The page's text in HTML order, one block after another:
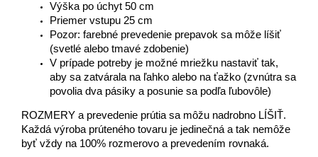
Výška po úchyt 50 cm
Priemer vstupu 25 cm
Pozor: farebné prevedenie prepavok sa môže líšiť
(svetlé alebo tmavé zdobenie)
V prípade potreby je možné mriežku nastaviť tak,
aby sa zatvárala na ľahko alebo na ťažko (zvnútra sa
povolia dva pásiky a posunie sa podľa ľubovôle)
ROZMERY a prevedenie prútia sa môžu nadrobno LÍŠIŤ.
Každá výroba prúteného tovaru je jedinečná a tak nemôže
byť vždy na 100% rozmerovo a prevedením rovnaká.